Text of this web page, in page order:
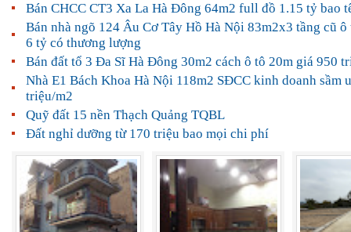
Bán CHCC CT3 Xa La Hà Đông 64m2 full đồ 1.15 tỷ bao
Bán nhà ngõ 124 Âu Cơ Tây Hồ Hà Nội 83m2x3 tầng cũ
6 tỷ có thương lượng
Bán đất tổ 3 Đa Sĩ Hà Đông 30m2 cách ô tô 20m giá 950
Nhà E1 Bách Khoa Hà Nội 118m2 SĐCC kinh doanh sầm
triệu/m2
Quỹ đất 15 nền Thạch Quảng TQBL
Đất nghỉ dưỡng từ 170 triệu bao mọi chi phí